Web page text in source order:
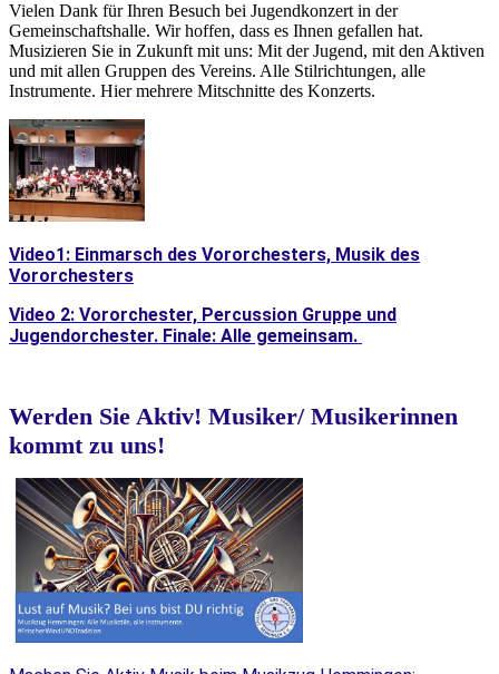
Vielen Dank für Ihren Besuch bei Jugendkonzert in der
Gemeinschaftshalle. Wir hoffen, dass es Ihnen gefallen hat.
Musizieren Sie in Zukunft mit uns: Mit der Jugend, mit den Aktiven
und mit allen Gruppen des Vereins. Alle Stilrichtungen, alle
Instrumente. Hier mehrere Mitschnitte des Konzerts.
Video1: Einmarsch des Vororchesters, Musik des
Vororchesters
Video 2: Vororchester, Percussion Gruppe und
Jugendorchester. Finale: Alle gemeinsam.
Werden Sie Aktiv! Musiker/ Musikerinnen
kommt zu uns!